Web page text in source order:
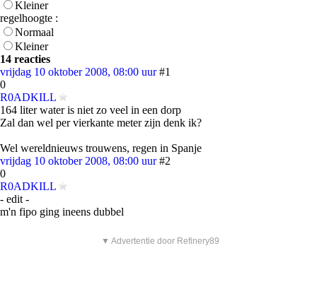
Kleiner
regelhoogte :
Normaal
Kleiner
14 reacties
vrijdag 10 oktober 2008, 08:00 uur #1
0
R0ADKILL
164 liter water is niet zo veel in een dorp
Zal dan wel per vierkante meter zijn denk ik?
Wel wereldnieuws trouwens, regen in Spanje
vrijdag 10 oktober 2008, 08:00 uur #2
0
R0ADKILL
- edit -
m'n fipo ging ineens dubbel
▼ Advertentie door Refinery89